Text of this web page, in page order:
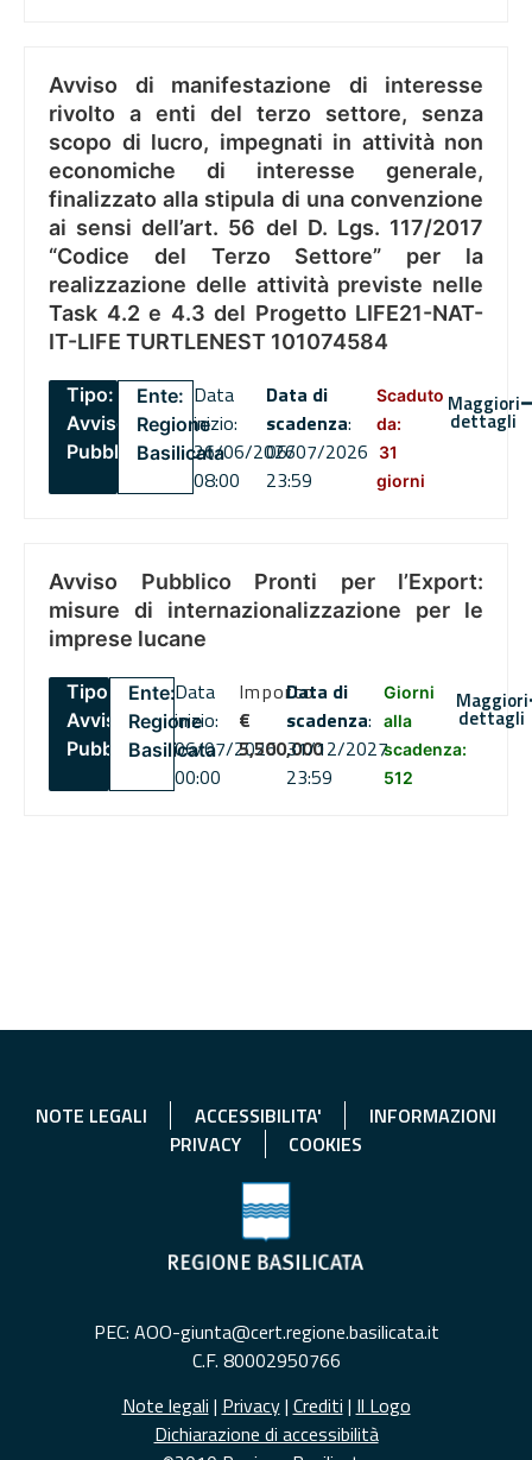
Avviso di manifestazione di interesse
rivolto a enti del terzo settore, senza
scopo di lucro, impegnati in attività non
economiche di interesse generale,
finalizzato alla stipula di una convenzione
ai sensi dell’art. 56 del D. Lgs. 117/2017
“Codice del Terzo Settore” per la
realizzazione delle attività previste nelle
Task 4.2 e 4.3 del Progetto LIFE21-NAT-
IT-LIFE TURTLENEST 101074584
Tipo:
Avviso
Pubblico
Ente:
Regione
Basilicata
Data
inizio:
26/06/2026
08:00
Data di
scadenza:
06/07/2026
23:59
Scaduto
da:
31
giorni
Maggiori
dettagli
Avviso Pubblico Pronti per l’Export:
misure di internazionalizzazione per le
imprese lucane
Tipo:
Avviso
Pubblico
Ente:
Regione
Basilicata
Data
inizio:
06/07/2026
00:00
Importo
€
5,500,000
Data di
scadenza:
31/12/2027
23:59
Giorni
alla
scadenza:
512
Maggiori
dettagli
NOTE LEGALI ACCESSIBILITA'
INFORMAZIONI
PRIVACY
COOKIES
PEC: AOO-giunta@cert.regione.basilicata.it
C.F. 80002950766
Note legali | Privacy| Crediti | Il Logo
Dichiarazione di accessibilità